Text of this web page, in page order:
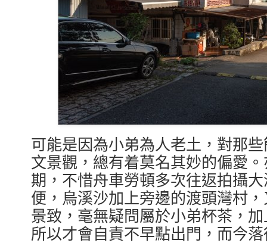
可能是因為小弟為人老土，對那
文景觀，總有着莫名其妙的偏愛
期，不惜舟車勞頓多次往返拍攝
便，烏溪沙加上旁邊的渡頭灣村
景致，毫無疑問屬於小弟杯茶，
所以才會自責不早點出門，而今